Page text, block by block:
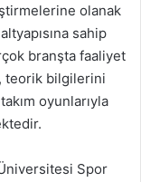
olanak
sahip
branşta faaliyet
teorik bilgilerini
oyunlarıyla
Spor